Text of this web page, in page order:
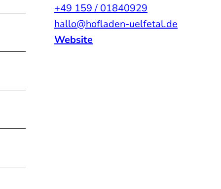
+49 159 / 01840929
hallo@hofladen-uelfetal.de
Website